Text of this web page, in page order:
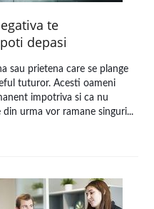
te
depasi
sau prietena care se plange
tuturor. Acesti oameni
impotriva si ca nu
urma vor ramane singuri...